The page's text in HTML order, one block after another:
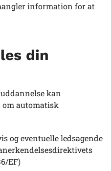
information for at
din
kan
om automatisk
og eventuelle ledsagende
EF)